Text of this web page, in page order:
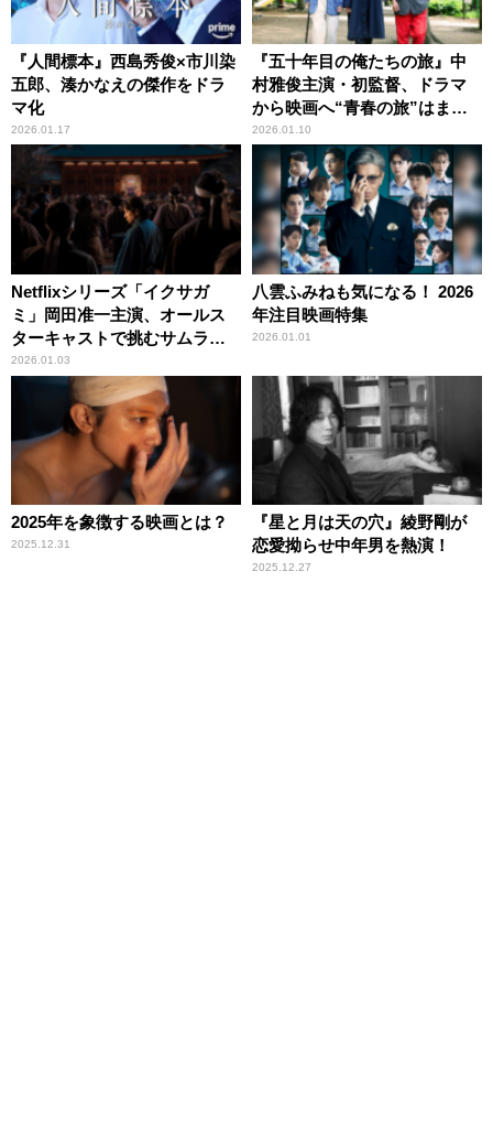
『人間標本』西島秀俊×市川染
五郎、湊かなえの傑作をドラ
マ化
2026.01.17
『五十年目の俺たちの旅』中
村雅俊主演・初監督、ドラマ
から映画へ“青春の旅”はまだ
まだ続く
2026.01.10
Netflixシリーズ「イクサガ
ミ」岡田准一主演、オールス
ターキャストで挑むサムライ
バトル
2026.01.03
八雲ふみねも気になる！ 2026
年注目映画特集
2026.01.01
2025年を象徴する映画とは？
2025.12.31
『星と月は天の穴』綾野剛が
恋愛拗らせ中年男を熱演！
2025.12.27